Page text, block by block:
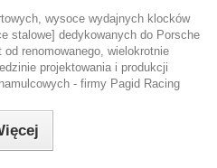
wysoce wydajnych klocków
stalowe] dedykowanych do Porsche
renomowanego, wielokrotnie
projektowania i produkcji
- firmy Pagid Racing